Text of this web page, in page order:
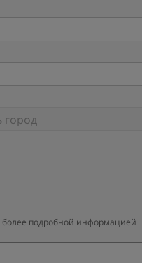
более подробной информацией